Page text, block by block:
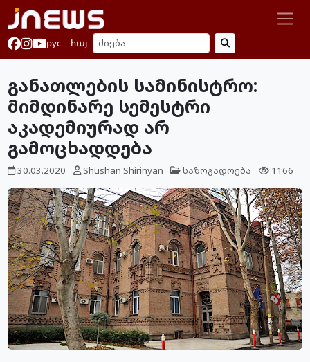
рус. հայ.
განათლების სამინისტრო:
მიმდინარე სემესტრი
აკადემიურად არ
გამოცხადდება
30.03.2020 Shushan Shirinyan საზოგადოება 1166